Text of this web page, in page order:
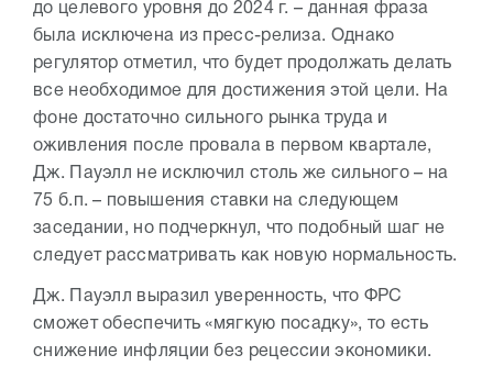
до целевого уровня до 2024 г. – данная фраза
была исключена из пресс-релиза. Однако
регулятор отметил, что будет продолжать делать
все необходимое для достижения этой цели. На
фоне достаточно сильного рынка труда и
оживления после провала в первом квартале,
Дж. Пауэлл не исключил столь же сильного – на
75 б.п. – повышения ставки на следующем
заседании, но подчеркнул, что подобный шаг не
следует рассматривать как новую нормальность.
Дж. Пауэлл выразил уверенность, что ФРС
сможет обеспечить «мягкую посадку», то есть
снижение инфляции без рецессии экономики.